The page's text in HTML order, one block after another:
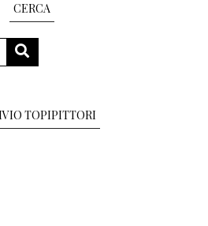
CERCA
CERCA
TOPIPITTORI